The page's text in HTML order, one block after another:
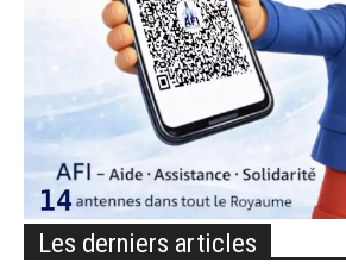
Les derniers articles